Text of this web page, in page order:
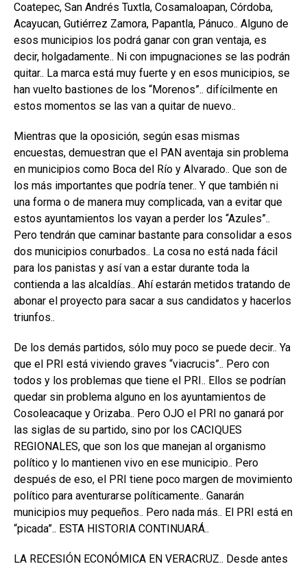
Coatepec, San Andrés Tuxtla, Cosamaloapan, Córdoba,
Acayucan, Gutiérrez Zamora, Papantla, Pánuco.. Alguno de
esos municipios los podrá ganar con gran ventaja, es
decir, holgadamente.. Ni con impugnaciones se las podrán
quitar.. La marca está muy fuerte y en esos municipios, se
han vuelto bastiones de los “Morenos”.. difícilmente en
estos momentos se las van a quitar de nuevo..
Mientras que la oposición, según esas mismas
encuestas, demuestran que el PAN aventaja sin problema
en municipios como Boca del Río y Alvarado.. Que son de
los más importantes que podría tener.. Y que también ni
una forma o de manera muy complicada, van a evitar que
estos ayuntamientos los vayan a perder los “Azules”..
Pero tendrán que caminar bastante para consolidar a esos
dos municipios conurbados.. La cosa no está nada fácil
para los panistas y así van a estar durante toda la
contienda a las alcaldías.. Ahí estarán metidos tratando de
abonar el proyecto para sacar a sus candidatos y hacerlos
triunfos..
De los demás partidos, sólo muy poco se puede decir.. Ya
que el PRI está viviendo graves “viacrucis”.. Pero con
todos y los problemas que tiene el PRI.. Ellos se podrían
quedar sin problema alguno en los ayuntamientos de
Cosoleacaque y Orizaba.. Pero OJO el PRI no ganará por
las siglas de su partido, sino por los CACIQUES
REGIONALES, que son los que manejan al organismo
político y lo mantienen vivo en ese municipio.. Pero
después de eso, el PRI tiene poco margen de movimiento
político para aventurarse políticamente.. Ganarán
municipios muy pequeños.. Pero nada más.. El PRI está en
“picada”.. ESTA HISTORIA CONTINUARÁ..
LA RECESIÓN ECONÓMICA EN VERACRUZ.. Desde antes